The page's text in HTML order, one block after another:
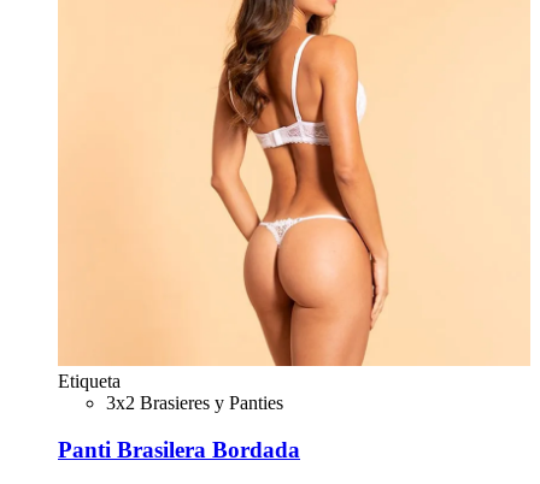
Etiqueta
3x2 Brasieres y Panties
Panti Brasilera Bordada